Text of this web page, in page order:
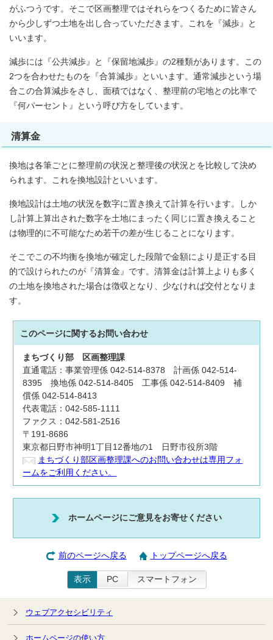
がふつうです。そこで区画整理ではそれらをつくるために皆さん
から少しずつ土地を出し合っていただきます。これを『減歩』と
いいます。
減歩には『公共減歩』と『保留地減歩』の2種類があります。この
2つを合わせたものを『合算減歩』といいます。通常減歩という場
合この合算減歩をさし、面積ではなく、整理前の宅地との比率で
『何パーセント』という呼び方をしています。
清算金
換地は各筆ごとに整理前の状況と整理後の状況とを比較して決め
られます。これを換地設計といいます。
換地設計は土地の状況を数字に置き換えて計算を行います。しか
し計算上算出された数字を土地にまったく同じに置き換えること
は物理的に不可能なため若干の差が生じることになります。
そこでこの不均衡を換地が確定した段階で金額により是正する目
的で設けられたのが『清算金』です。清算金は計算上よりも多く
の土地を換地された場合は徴収となり、少なければ交付となりま
す。
このページに関するお問い合わせ
まちづくり部
区画整理課
直通電話：事業管理係 042-514-8378 計画係 042-514-
8395 換地係 042-514-8405 工事係 042-514-8409 補
償係 042-514-8413
代表電話：042-585-1111
ファクス：042-581-2516
〒191-8686
東京都日野市神明1丁目12番地の1 日野市役所3階
まちづくり部区画整理課へのお問い合わせは専用フォ
ームをご利用ください。
ホームページにご意見をお寄せください
前のページへ戻る トップページへ戻る
表示 PC スマートフォン
ウェブアクセシビリティ
ホームページの使い方